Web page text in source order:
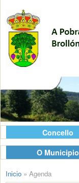
Concello
O Municipio
Inicio » Agenda